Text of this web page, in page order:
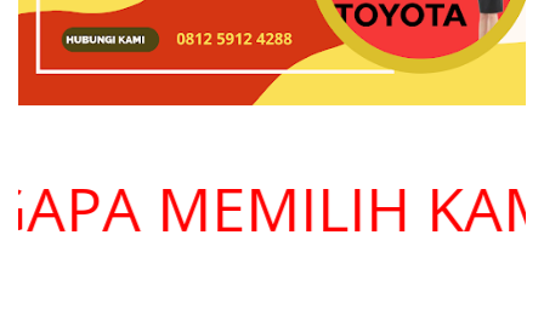
MEMILIH KAMI